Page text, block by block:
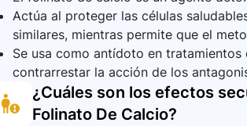
Actúa al proteger las células
similares, mientras permite que el
Se usa como antídoto en
contrarrestar la acción de los
¿Cuáles son los efectos
Folinato De Calcio?